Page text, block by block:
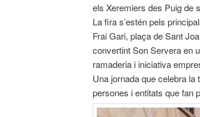
els Xeremiers des Puig de
La fira s’estén pels
Frai Gari, plaça de Sant
convertint Son Servera en
ramaderia i iniciativa
Una jornada que celebra
persones i entitats que fan